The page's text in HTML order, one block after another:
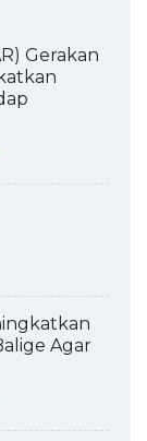
Gerakan
Agar